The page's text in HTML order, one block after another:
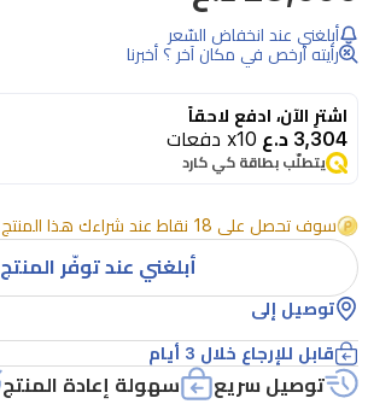
الفجر
من
القرشي
هو
منعش
للجنسين
يجسد
جوهر
البدايات
أبلغني عند انخفاض السّعر
رأيته أرخص في مكان آخر ؟ أخبرنا
اشترِ الآن، ادفع لاحقاً
3,304 د.ع x10 دفعات
يتطلّب بطاقة كي كارد
سوف تحصل على 18 نقاط عند شراءك هذا المنتج
أبلغني عند توفّر المنتج
توصيل إلى
قابل للإرجاع خلال 3 أيام
توصيل سريع سهولة إعادة المنتج